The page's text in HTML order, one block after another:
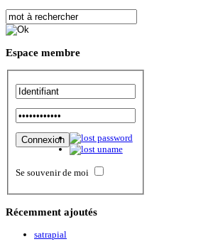
Espace membre
Se souvenir de moi
Récemment ajoutés
satrapial